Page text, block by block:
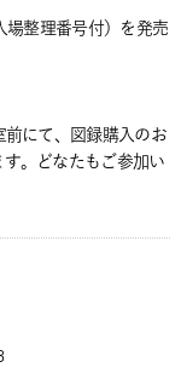
整理番号付）を発売
にて、図録購入のお
。どなたもご参加い